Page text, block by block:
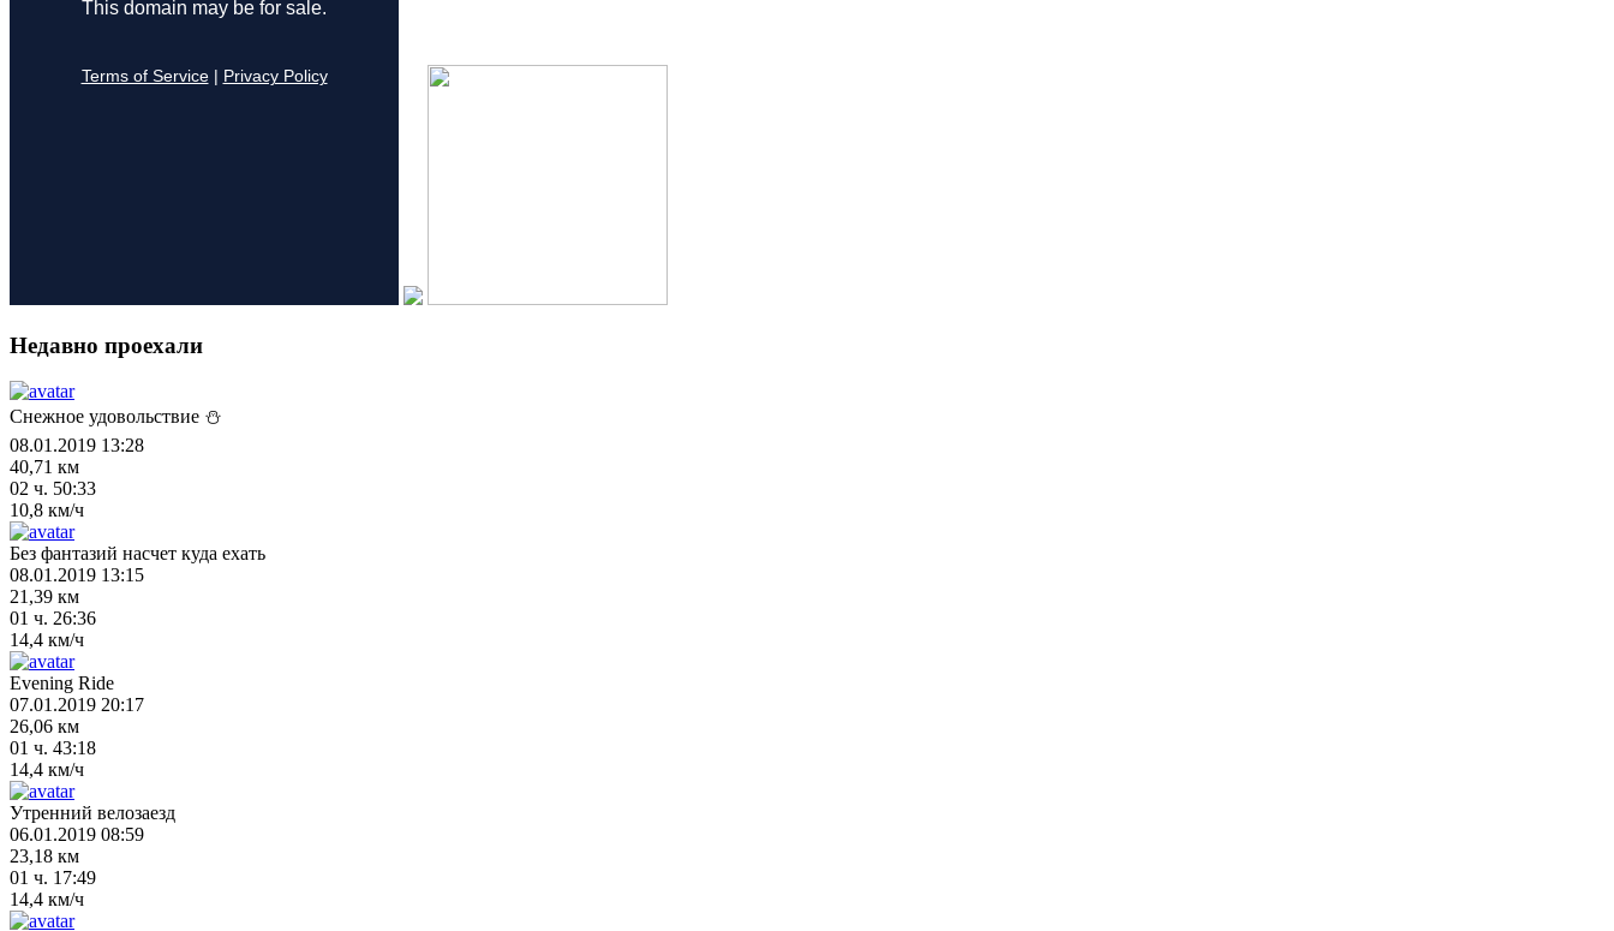
Недавно проехали
Снежное удовольствие ⛄
08.01.2019 13:28
40,71 км
02 ч. 50:33
10,8 км/ч
Без фантазий насчет куда ехать
08.01.2019 13:15
21,39 км
01 ч. 26:36
14,4 км/ч
Evening Ride
07.01.2019 20:17
26,06 км
01 ч. 43:18
14,4 км/ч
Утренний велозаезд
06.01.2019 08:59
23,18 км
01 ч. 17:49
14,4 км/ч